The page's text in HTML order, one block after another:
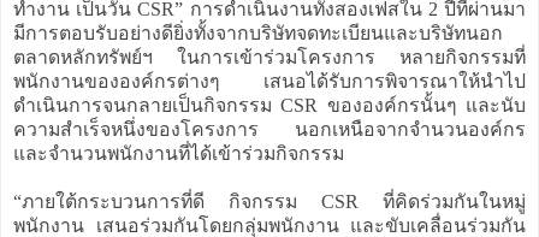
ทำงาน เป็นวัน CSR” การดำเนินงานทั้งสองเฟสใน 2 ปีที่ผ่านมา
มีการตอบรับอย่างดียิ่งทั้งจากบริษัทจดทะเบียนและบริษัทนอก
ตลาดหลักทรัพย์ฯ ในการเข้าร่วมโครงการ หลายกิจกรรมที่
พนักงานขององค์กรต่างๆ เสนอได้รับการพิจารณาให้นำไป
ดำเนินการจนกลายเป็นกิจกรรม CSR ขององค์กรนั้นๆ และนับ
ความสำเร็จหนึ่งของโครงการ นอกเหนือจากจำนวนองค์กร
และจำนวนพนักงานที่ได้เข้าร่วมกิจกรรม
“ภายใต้กระบวนการที่ดี กิจกรรม CSR ที่คิดร่วมกันในหมู่
พนักงาน เสนอร่วมกันโดยกลุ่มพนักงาน และขับเคลื่อนร่วมกัน